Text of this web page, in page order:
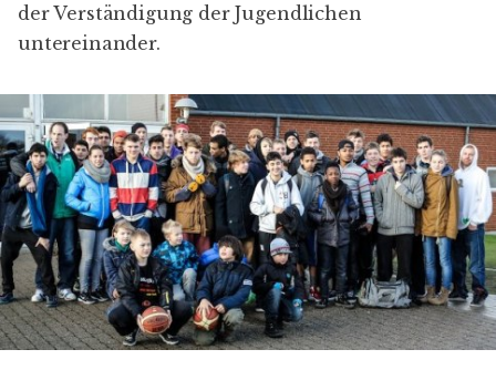
der Verständigung der Jugendlichen
untereinander.